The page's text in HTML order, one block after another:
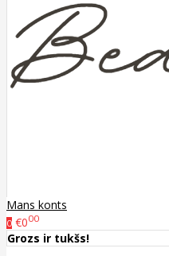
Mans konts
0 €000
Grozs ir tukšs!